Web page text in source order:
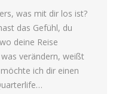
was mit dir los ist?
das Gefühl, du
deine Reise
verändern, weißt
ich dir einen